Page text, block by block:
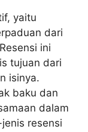
yaitu
dari
ini
tujuan dari
isinya.
baku dan
dalam
resensi